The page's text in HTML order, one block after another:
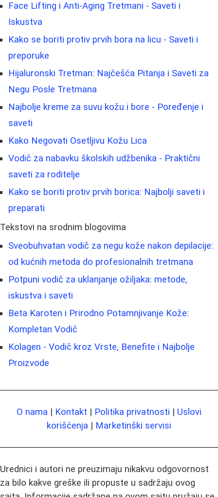
Face Lifting i Anti-Aging Tretmani - Saveti i
Iskustva
Kako se boriti protiv prvih bora na licu - Saveti i
preporuke
Hijaluronski Tretman: Najčešća Pitanja i Saveti za
Negu Posle Tretmana
Najbolje kreme za suvu kožu i bore - Poređenje i
saveti
Kako Negovati Osetljivu Kožu Lica
Vodič za nabavku školskih udžbenika - Praktični
saveti za roditelje
Kako se boriti protiv prvih borica: Najbolji saveti i
preparati
Tekstovi na srodnim blogovima
Sveobuhvatan vodič za negu kože nakon depilacije:
od kućnih metoda do profesionalnih tretmana
Potpuni vodič za uklanjanje ožiljaka: metode,
iskustva i saveti
Beta Karoten i Prirodno Potamnjivanje Kože:
Kompletan Vodič
Kolagen - Vodič kroz Vrste, Benefite i Najbolje
Proizvode
O nama | Kontakt | Politika privatnosti | Uslovi
korišćenja | Marketinški servisi
Urednici i autori ne preuzimaju nikakvu odgovornost
za bilo kakve greške ili propuste u sadržaju ovog